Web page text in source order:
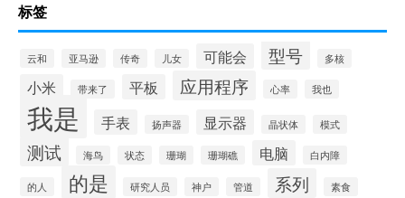
标签
云和 亚马逊 传奇 儿女 可能会 型号 多核
小米 带来了 平板 应用程序 心率 我也
我是 手表 扬声器 显示器 晶状体 模式
测试 海鸟 状态 珊瑚 珊瑚礁 电脑 白内障
的人 的是 研究人员 神户 管道 系列 素食